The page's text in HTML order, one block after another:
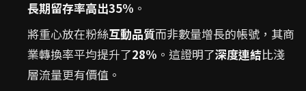
長期留存率高出35% 。
將重心放在粉絲互動品質而非數量增長的帳號，其商
業轉換率平均提升了28% 。這證明了深度連結比淺
層流量更有價值。